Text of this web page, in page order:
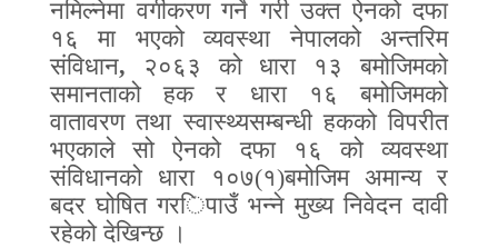
नमिल्नेमा वर्गीकरण गर्ने गरी उक्त ऐनको दफा
१६ मा भएको व्यवस्था नेपालको अन्तरिम
संविधान, २०६३ को धारा १३
बमोजिमको
समानताको हक र धारा १६
बमोजिमको
वातावरण तथा स्वास्थ्यसम्बन्धी हकको विपरीत
भएकाले सो ऐनको दफा १६ को व्यवस्था
संविधानको धारा १०७(१)बमोजिम अमान्य र
बदर घोषित गरिपाउँभन्ने मुख्य निवेदन दावी
रहेको देखिन्छ ।